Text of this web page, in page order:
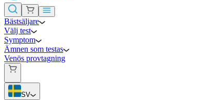
Bästsäljare
Välj test
Symptom
Ämnen som testas
Venös provtagning
SV